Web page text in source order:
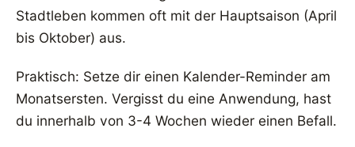
Stadtleben kommen oft mit der Hauptsaison (April
bis Oktober) aus.
Praktisch: Setze dir einen Kalender-Reminder am
Monatsersten. Vergisst du eine Anwendung, hast
du innerhalb von 3-4 Wochen wieder einen Befall.